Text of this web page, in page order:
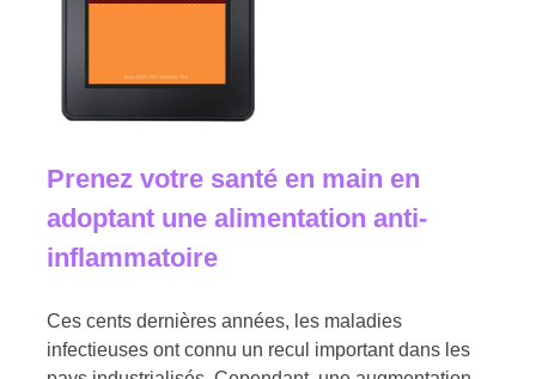
Prenez votre santé en main en
adoptant une alimentation anti-
inflammatoire
Ces cents dernières années, les maladies
infectieuses ont connu un recul important dans les